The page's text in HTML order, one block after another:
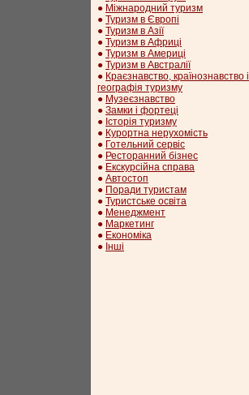
● Міжнародний туризм
● Туризм в Європі
● Туризм в Азії
● Туризм в Африці
● Туризм в Америці
● Туризм в Австралії
● Краєзнавство, країнознавство і
географія туризму
● Музеєзнавство
● Замки і фортеці
● Історія туризму
● Курортна нерухомість
● Готельний сервіс
● Ресторанний бізнес
● Екскурсійна справа
● Автостоп
● Поради туристам
● Туристське освіта
● Менеджмент
● Маркетинг
● Економіка
● Інші